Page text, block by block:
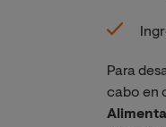
Para
cabo en